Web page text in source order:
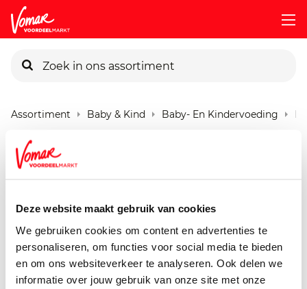
Deze website maakt gebruik van cookies
We gebruiken cookies om content en advertenties te
personaliseren, om functies voor social media te bieden
en om ons websiteverkeer te analyseren. Ook delen we
informatie over jouw gebruik van onze site met onze
Pincode vergeten
Assortiment Baby & Kind Baby- En Kindervoeding
Bonbebe F0801 Appel
200 gram